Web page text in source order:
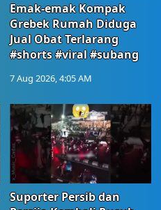
Emak-emak Kompak
Grebek Rumah Diduga
Jual Obat Terlarang
#shorts #viral #subang
7 Aug 2026, 4:05 AM
Suporter Persib dan